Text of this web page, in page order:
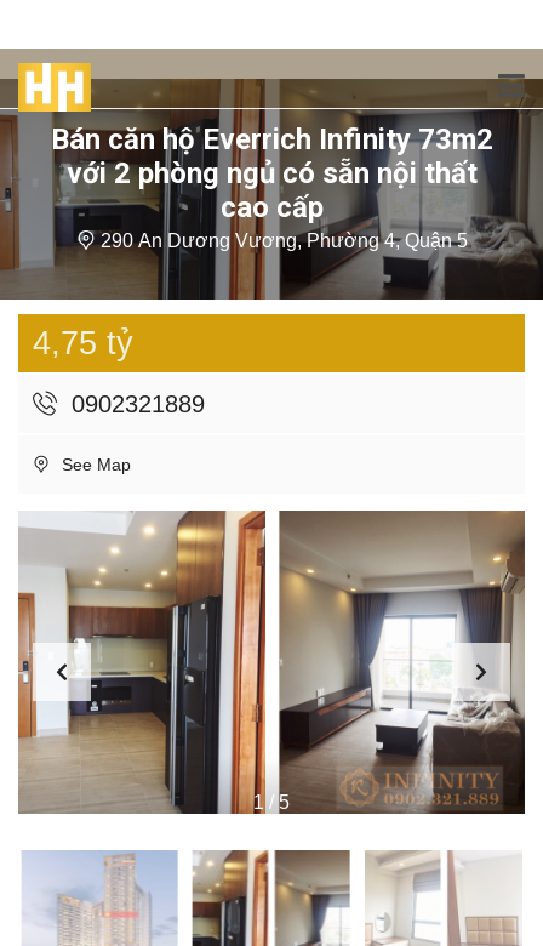
Bán căn hộ Everrich Infinity 73m2
với 2 phòng ngủ có sẵn nội thất
cao cấp
290 An Dương Vương, Phường 4, Quận 5
4,75 tỷ
0902321889
See Map
1 / 5